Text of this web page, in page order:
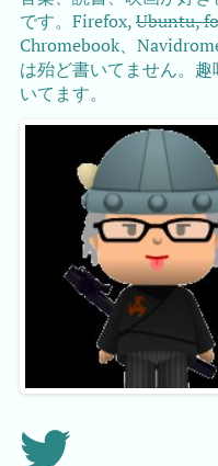
です。Firefox,Ubuntu,
Chromebook、
は殆ど書いてません。
いてます。